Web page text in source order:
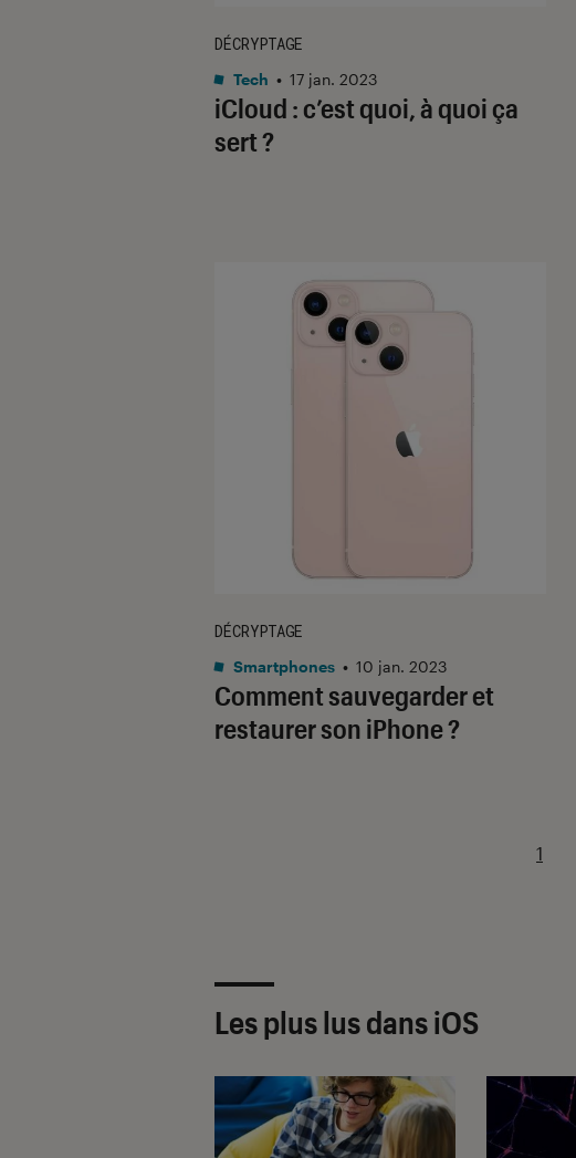
iCloud : c’est quoi, à quoi ça
sert ?
DÉCRYPTAGE
Tech • 17 jan. 2023
Comment sauvegarder et
restaurer son iPhone ?
DÉCRYPTAGE
Smartphones • 10 jan. 2023
1
Les plus lus dans iOS